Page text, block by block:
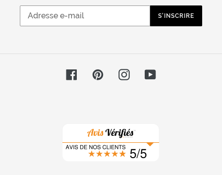
S'INSCRIRE
FacebookPinterestInstagramYouTube